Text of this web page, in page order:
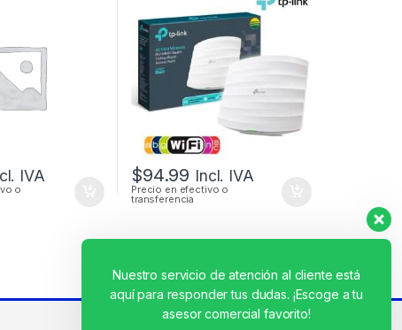
IVA
o
GIGABIT SOPORTA POE
MONTAJE EN TECHO
$94.99 Incl. IVA
Precio en efectivo o
transferencia
Nuestro servicio de atención al cliente está
aquí para responder tus dudas. ¡Escoge a tu
asesor comercial favorito!